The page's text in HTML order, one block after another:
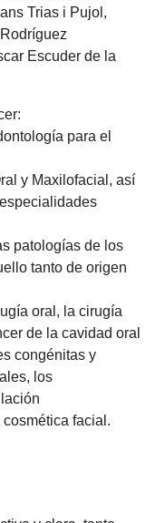
Trias i Pujol,
Escuder de la
para el
y Maxilofacial, así
patologías de los
tanto de origen
oral, la cirugía
de la cavidad oral
congénitas y
los
facial.